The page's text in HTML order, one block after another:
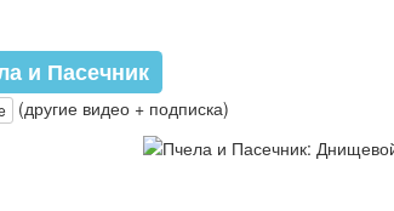
и Пасечник
(другие видео + подписка)